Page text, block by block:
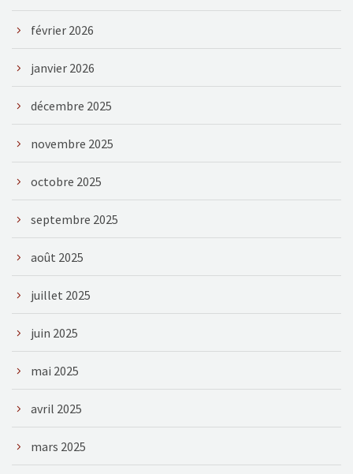
février 2026
janvier 2026
décembre 2025
novembre 2025
octobre 2025
septembre 2025
août 2025
juillet 2025
juin 2025
mai 2025
avril 2025
mars 2025